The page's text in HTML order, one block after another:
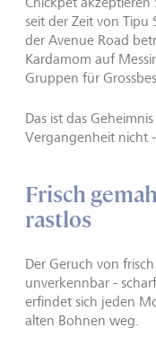
seit der Zeit von Tipu
der Avenue Road
Kardamom auf
Gruppen für
Das ist das
Vergangenheit nicht
Frisch
rastlos
Der Geruch von
unverkennbar -
erfindet sich jeden
alten Bohnen weg.